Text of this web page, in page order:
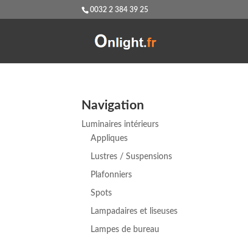
0032 2 384 39 25
Navigation
Luminaires intérieurs
Appliques
Lustres / Suspensions
Plafonniers
Spots
Lampadaires et liseuses
Lampes de bureau